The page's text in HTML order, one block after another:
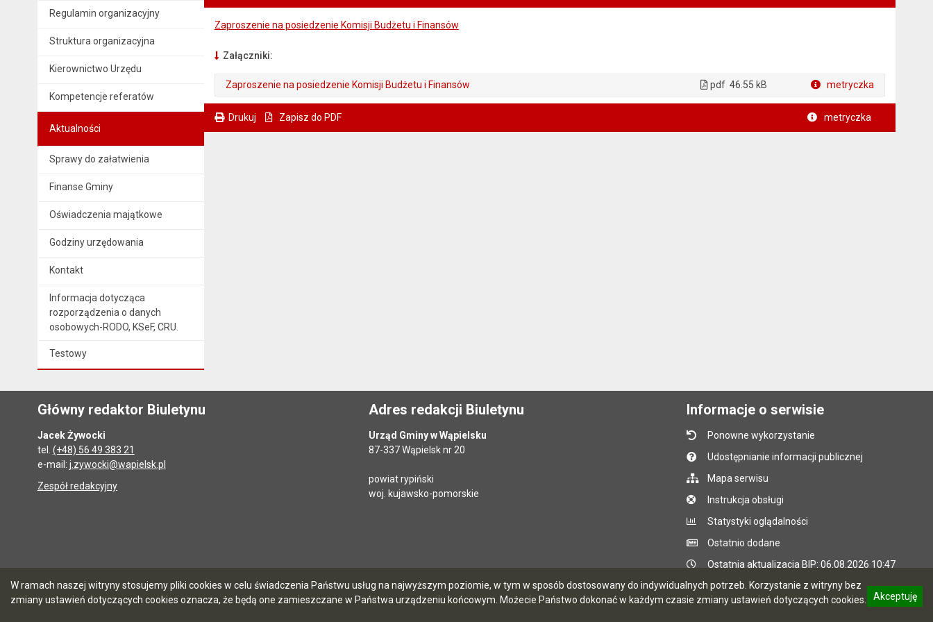
W ramach naszej witryny stosujemy pliki cookies w celu świadczenia Państwu usług na najwyższym poziomie, w tym w sposób dostosowany do indywidualnych potrzeb. Korzystanie z witryny bez
zmiany ustawień dotyczących cookies oznacza, że będą one zamieszczane w Państwa urządzeniu końcowym. Możecie Państwo dokonać w każdym czasie zmiany ustawień dotyczących cookies.
Akceptuję
Regulamin organizacyjny
Struktura organizacyjna
Kierownictwo Urzędu
Kompetencje referatów
Aktualności
Sprawy do załatwienia
Finanse Gminy
Oświadczenia majątkowe
Godziny urzędowania
Kontakt
Informacja dotycząca
rozporządzenia o danych
osobowych-RODO, KSeF, CRU.
Testowy
Zaproszenie na posiedzenie Komisji Budżetu i Finansów
Załączniki:
Zaproszenie na posiedzenie Komisji Budżetu i Finansów pdf 46.55 kB metryczka
Drukuj Zapisz do PDF metryczka
Główny redaktor Biuletynu
Jacek Żywocki
tel. (+48) 56 49 383 21
e-mail: j.zywocki@wapielsk.pl
Zespół redakcyjny
Adres redakcji Biuletynu
Urząd Gminy w Wąpielsku
87-337 Wąpielsk nr 20
powiat rypiński
woj. kujawsko-pomorskie
Informacje o serwisie
Ponowne wykorzystanie
Udostępnianie informacji publicznej
Mapa serwisu
Instrukcja obsługi
Statystyki oglądalności
Ostatnio dodane
Ostatnia aktualizacja BIP: 06.08.2026 10:47
5.7.0 [90] CMS i hosting: Logonet Sp. z o.o. w Bydgoszczy